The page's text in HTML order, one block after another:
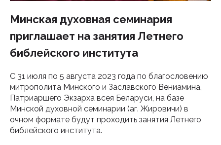
Минская духовная семинария
приглашает на занятия Летнего
библейского института
С 31 июля по 5 августа 2023 года по благословению
митрополита Минского и Заславского Вениамина,
Патриаршего Экзарха всея Беларуси, на базе
Минской духовной семинарии (аг. Жировичи) в
очном формате будут проходить занятия Летнего
библейского института.